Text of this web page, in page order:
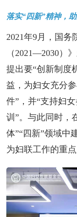
落实“四新”精神，
2021年9月，国
（2021—2030）
提出要“创新制度
益，为妇女充分
件”，并“支持妇
训”。与此同时，
体”“四新”领域中
为妇联工作的重点